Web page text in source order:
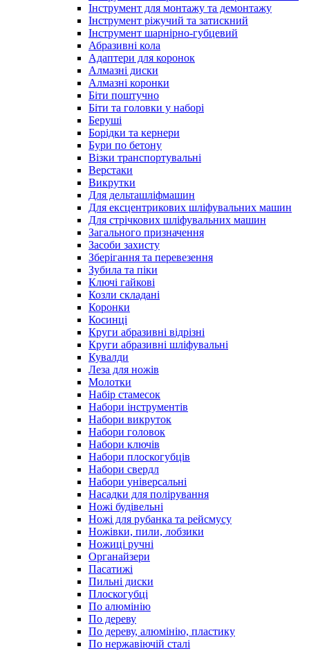
Інструмент для монтажу та демонтажу
Інструмент ріжучий та затискний
Інструмент шарнірно-губцевий
Абразивні кола
Адаптери для коронок
Алмазні диски
Алмазні коронки
Біти поштучно
Біти та головки у наборі
Беруші
Борідки та кернери
Бури по бетону
Візки транспортувальні
Верстаки
Викрутки
Для дельташліфмашин
Для ексцентрикових шліфувальних машин
Для стрічкових шліфувальних машин
Загального призначення
Засоби захисту
Зберігання та перевезення
Зубила та піки
Ключі гайкові
Козли складані
Коронки
Косинці
Круги абразивні відрізні
Круги абразивні шліфувальні
Кувалди
Леза для ножів
Молотки
Набір стамесок
Набори інструментів
Набори викруток
Набори головок
Набори ключів
Набори плоскогубців
Набори свердл
Набори універсальні
Насадки для полірування
Ножі будівельні
Ножі для рубанка та рейсмусу
Ножівки, пили, лобзики
Ножиці ручні
Органайзери
Пасатижі
Пильні диски
Плоскогубці
По алюмінію
По дереву
По дереву, алюмінію, пластику
По нержавіючій сталі